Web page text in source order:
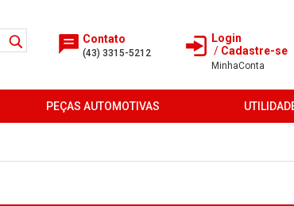
Contato
(43) 3315-5212
Login
/ Cadastre-se
MinhaConta
PEÇAS AUTOMOTIVAS